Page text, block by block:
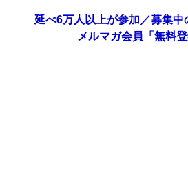
延べ6万人以上が参加／募集
メルマガ会員「無料